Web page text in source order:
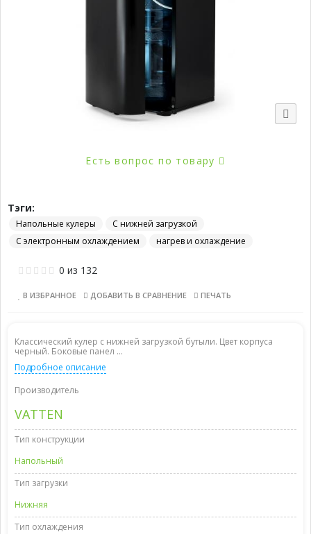
Есть вопрос по товару
Тэги:
Напольные кулеры
С нижней загрузкой
С электронным охлаждением
нагрев и охлаждение
0 из 132
В ИЗБРАННОЕ ДОБАВИТЬ В СРАВНЕНИЕ ПЕЧАТЬ
Классический кулер с нижней загрузкой бутыли. Цвет корпуса
черный. Боковые панел ...
Подробное описание
Производитель
VATTEN
Тип конструкции
Напольный
Тип загрузки
Нижняя
Тип охлаждения